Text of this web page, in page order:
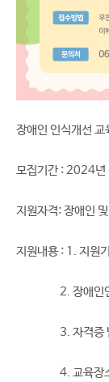
장애인 인식개선
모집기간 : 2024
지원자격: 장애인
지원내용 : 1. 지원
2. 장애인인식
3. 자격증 발
4. 교육장소 :